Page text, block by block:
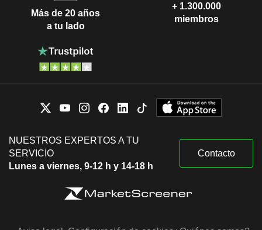
Más de 20 años
a tu lado
+ 1.300.000
miembros
NUESTROS EXPERTOS A TU
SERVICIO
Lunes a viernes, 9-12 h y 14-18 h
Contacto